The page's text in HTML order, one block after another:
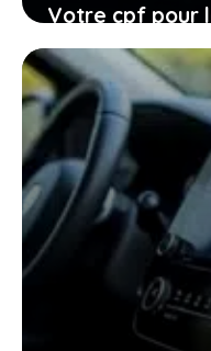
Votre cpf pour
expire en
cette ultime
27 janvier 2026